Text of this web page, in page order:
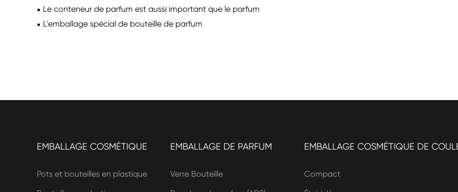
Le conteneur de parfum est aussi important que le parfum
L'emballage spécial de bouteille de parfum
EMBALLAGE COSMÉTIQUE
Pots et bouteilles en plastique
EMBALLAGE DE PARFUM
Verre Bouteille
EMBALLAGE COSMÉTIQUE DE
Compact